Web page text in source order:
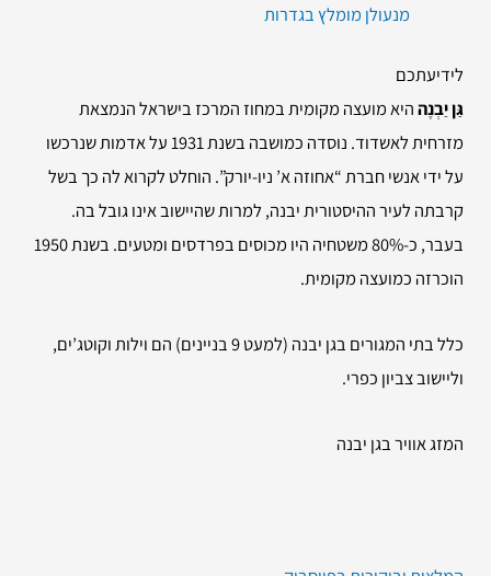
מנעולן מומלץ בגדרות
לידיעתכם
גַּן יַבְנֶההיא מועצה מקומית במחוז המרכז בישראל הנמצאת
מזרחית לאשדוד. נוסדה כמושבה בשנת 1931 על אדמות שנרכשו
על ידי אנשי חברת “אחוזה א’ ניו-יורק”. הוחלט לקרוא לה כך בשל
קרבתה לעיר ההיסטורית יבנה, למרות שהיישוב אינו גובל בה.
בעבר, כ-80% משטחיה היו מכוסים בפרדסים ומטעים. בשנת 1950
הוכרזה כמועצה מקומית.
כלל בתי המגורים בגן יבנה (למעט 9 בניינים) הם וילות וקוטג’ים,
וליישוב צביון כפרי.
המזג אוויר בגן יבנה